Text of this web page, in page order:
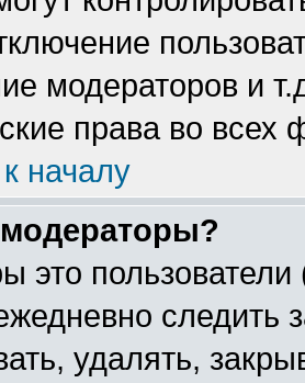
модераторов и
права во всех
началу
модераторы?
это
следить
удалять,